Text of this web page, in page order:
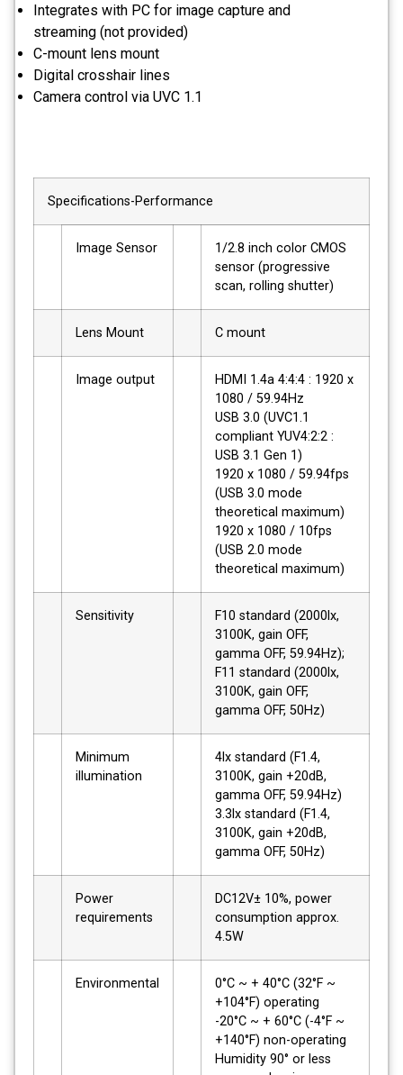
Integrates with PC for image capture and
streaming (not provided)
C-mount lens mount
Digital crosshair lines
Camera control via UVC 1.1
Specifications-Performance
Image Sensor
1/2.8 inch color CMOS
sensor (progressive
scan, rolling shutter)
Lens Mount C mount
Image output
HDMI 1.4a 4:4:4 : 1920 x
1080 / 59.94Hz
USB 3.0 (UVC1.1
compliant YUV4:2:2 :
USB 3.1 Gen 1)
1920 x 1080 / 59.94fps
(USB 3.0 mode
theoretical maximum)
1920 x 1080 / 10fps
(USB 2.0 mode
theoretical maximum)
Sensitivity
F10 standard (2000lx,
3100K, gain OFF,
gamma OFF, 59.94Hz);
F11 standard (2000lx,
3100K, gain OFF,
gamma OFF, 50Hz)
Minimum
illumination
4lx standard (F1.4,
3100K, gain +20dB,
gamma OFF, 59.94Hz)
3.3lx standard (F1.4,
3100K, gain +20dB,
gamma OFF, 50Hz)
Power
requirements
DC12V± 10%, power
consumption approx.
4.5W
Environmental
0°C ~ + 40°C (32°F ~
+104°F) operating
-20°C ~ + 60°C (-4°F ~
+140°F) non-operating
Humidity 90° or less